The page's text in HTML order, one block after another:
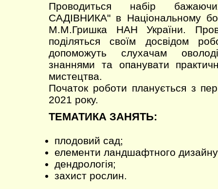
Проводиться набір
САДІВНИКА" в Національному
М.М.Гришка НАН України.
поділяться своїм досвідом
допоможуть слухачам
знаннями та опанувати
мистецтва.
Початок роботи планується з
2021 року.
ТЕМАТИКА ЗАНЯТЬ:
плодовий сад;
елементи ландшафтного
дендрологія;
захист рослин.